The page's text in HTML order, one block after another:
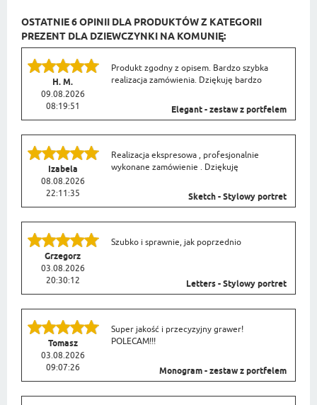
OSTATNIE 6 OPINII DLA PRODUKTÓW Z KATEGORII
PREZENT DLA DZIEWCZYNKI NA KOMUNIĘ:
H. M.
09.08.2026
08:19:51
Produkt zgodny z opisem. Bardzo szybka
realizacja zamówienia. Dziękuję bardzo
Elegant - zestaw z portfelem
Izabela
08.08.2026
22:11:35
Realizacja ekspresowa , profesjonalnie
wykonane zamówienie . Dziękuję
Sketch - Stylowy portret
Grzegorz
03.08.2026
20:30:12
Szubko i sprawnie, jak poprzednio
Letters - Stylowy portret
Tomasz
03.08.2026
09:07:26
Super jakość i przecyzyjny grawer!
POLECAM!!!
Monogram - zestaw z portfelem